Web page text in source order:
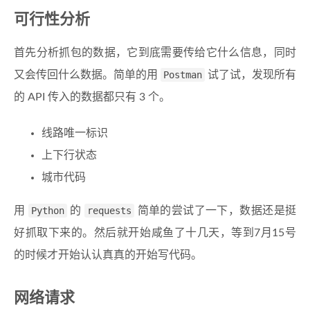
可行性分析
首先分析抓包的数据，它到底需要传给它什么信息，同时
又会传回什么数据。简单的用
Postman 试了试，发现所有
的 API 传入的数据都只有 3 个。
线路唯一标识
上下行状态
城市代码
用 Python 的 requests
简单的尝试了一下，数据还是挺
好抓取下来的。然后就开始咸鱼了十几天，等到7月15号
的时候才开始认认真真的开始写代码。
网络请求